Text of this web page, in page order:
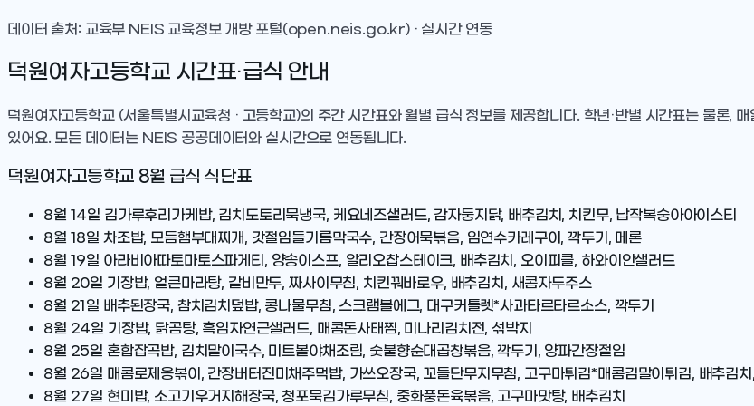
데이터 출처: 교육부 NEIS 교육정보 개방 포털(open.neis.go.kr) · 실시간 연동
덕원여자고등학교 시간표·급식 안내
덕원여자고등학교(서울특별시교육청 · 고등학교)의 주간 시간표와 월별 급식 정보를 제공합니다. 학년·반별 시간표는 물론,
있어요. 모든 데이터는 NEIS 공공데이터와 실시간으로 연동됩니다.
덕원여자고등학교 8월 급식 식단표
8월 14일 김가루후리가케밥, 김치도토리묵냉국, 케요네즈샐러드, 감자둥지닭, 배추김치, 치킨무, 납작복숭아아이스티
8월 18일 차조밥, 모듬햄부대찌개, 갓절임들기름막국수, 간장어묵볶음, 임연수카레구이, 깍두기, 메론
8월 19일 아라비아따토마토스파게티, 양송이스프, 알리오찹스테이크, 배추김치, 오이피클, 하와이안샐러드
8월 20일 기장밥, 얼큰마라탕, 갈비만두, 짜사이무침, 치킨꿔바로우, 배추김치, 새콤자두주스
8월 21일 배추된장국, 참치김치덮밥, 콩나물무침, 스크램블에그, 대구커틀렛*사과타르타르소스, 깍두기
8월 24일 기장밥, 닭곰탕, 흑임자연근샐러드, 매콤돈사태찜, 미나리김치전, 섞박지
8월 25일 혼합잡곡밥, 김치말이국수, 미트볼야채조림, 숯불향순대곱창볶음, 깍두기, 양파간장절임
8월 26일 매콤로제옹볶이, 간장버터진미채주먹밥, 가쓰오장국, 꼬들단무지무침, 고구마튀김*매콤김말이튀김, 배추김치
8월 27일 현미밥, 소고기우거지해장국, 청포묵김가루무침, 중화풍돈육볶음, 고구마맛탕, 배추김치